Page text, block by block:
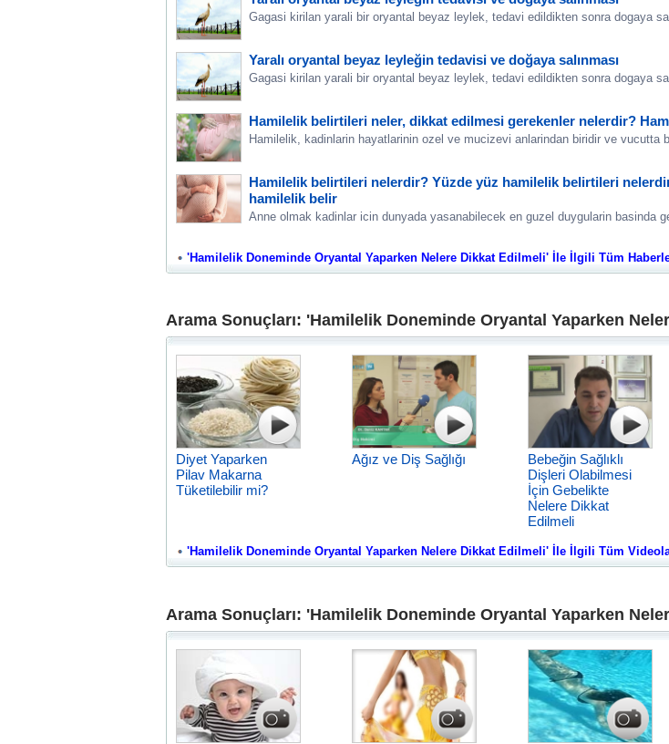
Gagasi kirilan yarali bir oryantal beyaz leylek, tedavi edildikten sonra dogaya
Yaralı oryantal beyaz leyleğin tedavisi ve doğaya salınması
Gagasi kirilan yarali bir oryantal beyaz leylek, tedavi edildikten sonra dogaya
Hamilelik belirtileri neler, dikkat edilmesi gerekenler nelerdir?
Hamilelik, kadinlarin hayatlarinin ozel ve mucizevi anlarindan biridir ve vucutta
Hamilelik belirtileri nelerdir? Yüzde yüz hamilelik belirtileri
hamilelik belir
Anne olmak kadinlar icin dunyada yasanabilecek en guzel duygularin basinda
'Hamilelik Doneminde Oryantal Yaparken Nelere Dikkat Edilmeli' İle İlgili Tüm
Arama Sonuçları: 'Hamilelik Doneminde Oryantal Yaparken
Diyet Yaparken
Pilav Makarna
Tüketilebilir mi?
Ağız ve Diş Sağlığı
Bebeğin Sağlıklı
Dişleri Olabilmesi
İçin Gebelikte
Nelere Dikkat
Edilmeli
'Hamilelik Doneminde Oryantal Yaparken Nelere Dikkat Edilmeli' İle İlgili Tüm
Arama Sonuçları: 'Hamilelik Doneminde Oryantal Yaparken